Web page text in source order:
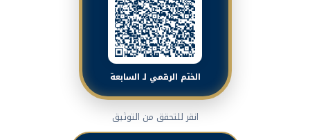
الختم الرقمي لـ السابعة
انقر للتحقق من التوثيق